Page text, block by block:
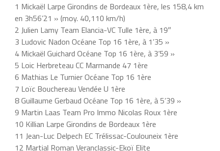
1 Mickaël Larpe Girondins de Bordeaux 1ère, les 158,4 km
en 3h56’21 » (moy. 40,110 km/h)
2 Julien Lamy Team Elancia-VC Tulle 1ère, à 19″
3 Ludovic Nadon Océane Top 16 1ère, à 1’35 »
4 Mickaël Guichard Océane Top 16 1ère, à 3’59 »
5 Loic Herbreteau CC Marmande 47 1ère
6 Mathias Le Turnier Océane Top 16 1ère
7 Loïc Bouchereau Vendée U 1ère
8 Guillaume Gerbaud Océane Top 16 1ère, à 5’39 »
9 Martin Laas Team Pro Immo Nicolas Roux 1ère
10 Killian Larpe Girondins de Bordeaux 1ère
11 Jean-Luc Delpech EC Trélissac-Coulouneix 1ère
12 Martial Roman Veranclassic-Ekoï Elite